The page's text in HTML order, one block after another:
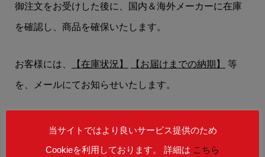
御注文をお受けした後に、国内＆海外メーカーに在庫
を確認し、商品を確保いたします。
お客様には、 【在庫状況】 【お届けまでの納期】 等
を、メールにてお知らせいたします。
当サイトではより良いサービス提供のため
Cookieを利用しております。 詳細は こちら